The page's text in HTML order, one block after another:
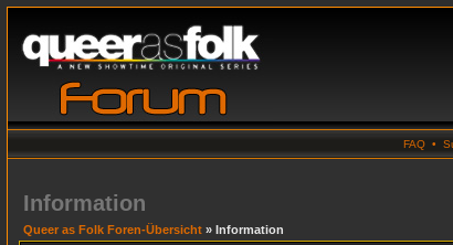
FAQ •
Information
Queer as Folk Foren-Übersicht » Information